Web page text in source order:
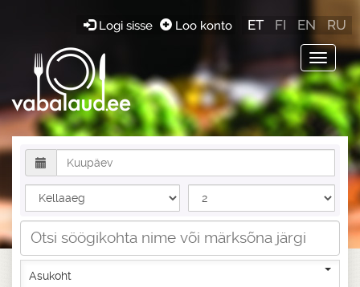
Toggle
Logi sisse Loo konto ET FI EN RU
Asukoht